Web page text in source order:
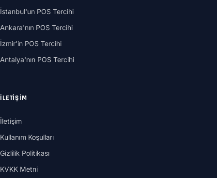
İstanbul'un POS Tercihi
Ankara'nın POS Tercihi
İzmir'in POS Tercihi
Antalya'nın POS Tercihi
İLETIŞIM
İletişim
Kullanım Koşulları
Gizlilik Politikası
KVKK Metni